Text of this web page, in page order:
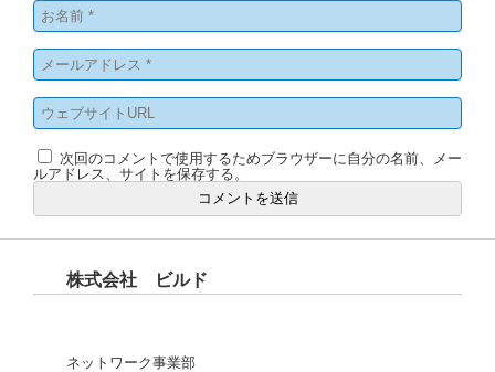
次回のコメントで使用するためブラウザーに自分の名前、メー
ルアドレス、サイトを保存する。
株式会社 ビルド
ネットワーク事業部